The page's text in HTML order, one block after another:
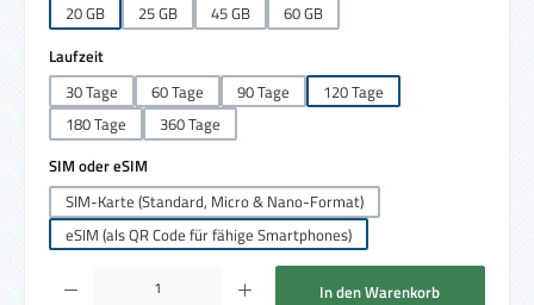
20 GB
25 GB 45 GB
60 GB
Laufzeitauswählen
30 Tage
60 Tage 90 Tage
120 Tage
180 Tage
360 Tage
SIM oder eSIM
SIM-Karte (Standard, Micro & Nano-Format)
eSIM (als QR Code für fähige Smartphones)
Produkt Anzahl: Gib den gewünschten Wert ein oder benutze die Schaltflächen um
In den Warenkorb